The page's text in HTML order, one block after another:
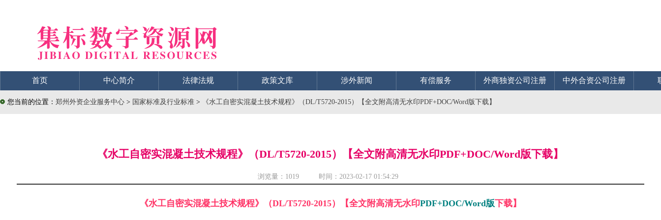
首页 中心简介 法律法规 政策文库 涉外新闻 有偿服务 外商独资公司注册 中外合资公司注册
您当前的位置： 郑州外资企业服务中心 > 国家标准及行业标准 > 《水工自密实混凝土技术规程》（DL/T5720-2015）【全文附高清无水印PDF+DOC/Word版下载】
《水工自密实混凝土技术规程》（DL/T5720-2015）【全文附高清无水印PDF+DOC/Word版下载】
浏览量： 1019 时间：2023-02-17 01:54:29
《水工自密实混凝土技术规程》（DL/T5720-2015）【全文附高清无水印PDF+DOC/Word版下载】